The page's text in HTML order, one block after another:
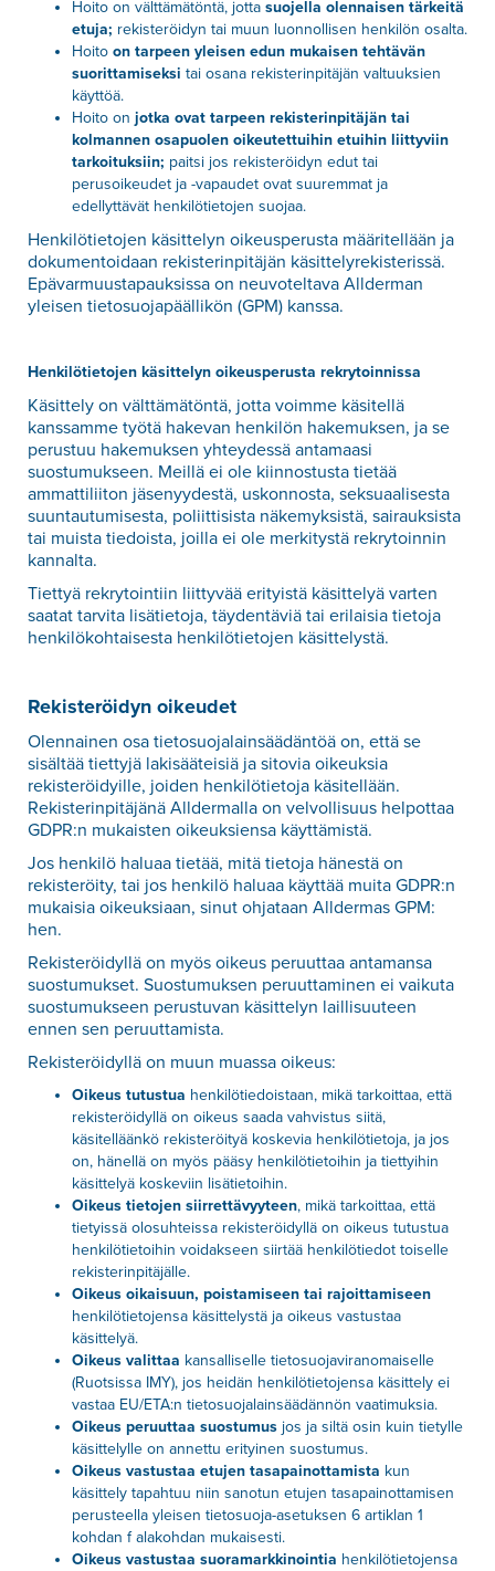
Hoito on välttämätöntä, jotta suojella olennaisen tärkeitä
etuja; rekisteröidyn tai muun luonnollisen henkilön osalta.
Hoito on tarpeen yleisen edun mukaisen tehtävän
suorittamiseksi tai osana rekisterinpitäjän valtuuksien
käyttöä.
Hoito on jotka ovat tarpeen rekisterinpitäjän tai
kolmannen osapuolen oikeutettuihin etuihin liittyviin
tarkoituksiin; paitsi jos rekisteröidyn edut tai
perusoikeudet ja -vapaudet ovat suuremmat ja
edellyttävät henkilötietojen suojaa.
Henkilötietojen käsittelyn oikeusperusta määritellään ja
dokumentoidaan rekisterinpitäjän käsittelyrekisterissä.
Epävarmuustapauksissa on neuvoteltava Allderman
yleisen tietosuojapäällikön (GPM) kanssa.
Henkilötietojen käsittelyn oikeusperusta rekrytoinnissa
Käsittely on välttämätöntä, jotta voimme käsitellä
kanssamme työtä hakevan henkilön hakemuksen, ja se
perustuu hakemuksen yhteydessä antamaasi
suostumukseen. Meillä ei ole kiinnostusta tietää
ammattiliiton jäsenyydestä, uskonnosta, seksuaalisesta
suuntautumisesta, poliittisista näkemyksistä, sairauksista
tai muista tiedoista, joilla ei ole merkitystä rekrytoinnin
kannalta.
Tiettyä rekrytointiin liittyvää erityistä käsittelyä varten
saatat tarvita lisätietoja, täydentäviä tai erilaisia tietoja
henkilökohtaisesta henkilötietojen käsittelystä.
Rekisteröidyn oikeudet
Olennainen osa tietosuojalainsäädäntöä on, että se
sisältää tiettyjä lakisääteisiä ja sitovia oikeuksia
rekisteröidyille, joiden henkilötietoja käsitellään.
Rekisterinpitäjänä Alldermalla on velvollisuus helpottaa
GDPR:n mukaisten oikeuksiensa käyttämistä.
Jos henkilö haluaa tietää, mitä tietoja hänestä on
rekisteröity, tai jos henkilö haluaa käyttää muita GDPR:n
mukaisia oikeuksiaan, sinut ohjataan Alldermas GPM:
hen.
Rekisteröidyllä on myös oikeus peruuttaa antamansa
suostumukset. Suostumuksen peruuttaminen ei vaikuta
suostumukseen perustuvan käsittelyn laillisuuteen
ennen sen peruuttamista.
Rekisteröidyllä on muun muassa oikeus:
Oikeus tutustua henkilötiedoistaan, mikä tarkoittaa, että
rekisteröidyllä on oikeus saada vahvistus siitä,
käsitelläänkö rekisteröityä koskevia henkilötietoja, ja jos
on, hänellä on myös pääsy henkilötietoihin ja tiettyihin
käsittelyä koskeviin lisätietoihin.
Oikeus tietojen siirrettävyyteen, mikä tarkoittaa, että
tietyissä olosuhteissa rekisteröidyllä on oikeus tutustua
henkilötietoihin voidakseen siirtää henkilötiedot toiselle
rekisterinpitäjälle.
Oikeus oikaisuun, poistamiseen tai rajoittamiseen
henkilötietojensa käsittelystä ja oikeus vastustaa
käsittelyä.
Oikeus valittaa kansalliselle tietosuojaviranomaiselle
(Ruotsissa IMY), jos heidän henkilötietojensa käsittely ei
vastaa EU/ETA:n tietosuojalainsäädännön vaatimuksia.
Oikeus peruuttaa suostumus jos ja siltä osin kuin tietylle
käsittelylle on annettu erityinen suostumus.
Oikeus vastustaa etujen tasapainottamista kun
käsittely tapahtuu niin sanotun etujen tasapainottamisen
perusteella yleisen tietosuoja-asetuksen 6 artiklan 1
kohdan f alakohdan mukaisesti.
Oikeus vastustaa suoramarkkinointia henkilötietojensa